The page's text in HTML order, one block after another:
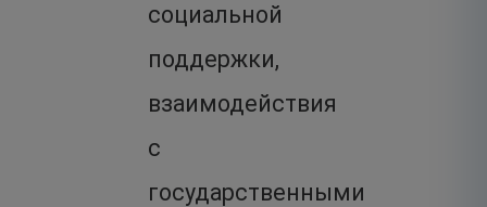
социальной
поддержки,
взаимодействия
с
государственными